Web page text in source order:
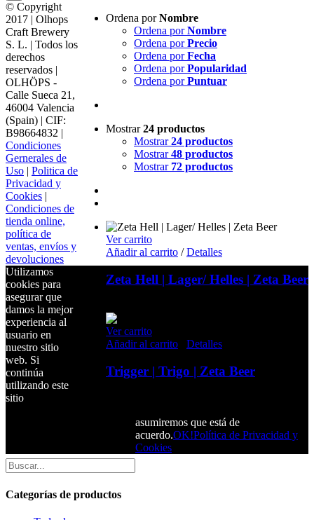
Ordena porNombre
Ordena porNombre
Ordena porPrecio
Ordena porFecha
Ordena porPopularidad
Ordena porPuntuar
Mostrar24 productos
Mostrar24 productos
Mostrar48 productos
Mostrar 72 productos
Ver carrito
Añadir al carrito / Detalles
Zeta Hell | Lager/ Helles | Zeta Beer
Ver carrito
Añadir al carrito
Detalles
Trigger | Trigo | Zeta Beer
Categorías de productos
© Copyright
2017 | Olhops
Craft Brewery
S. L. | Todos los
derechos
reservados |
OLHÖPS -
Calle Sueca 21,
46004 Valencia
(Spain) | CIF:
B98664832 |
Condiciones
Gernerales de
Uso | Politica de
Privacidad y
Cookies |
Condiciones de
tienda online,
política de
ventas, envíos y
devoluciones
Utilizamos
cookies para
asegurar que
damos la mejor
experiencia al
usuario en
nuestro sitio
web. Si
continúa
utilizando este
sitio
asumiremos que está de
acuerdo.OK!Política de Privacidad y
Cookies